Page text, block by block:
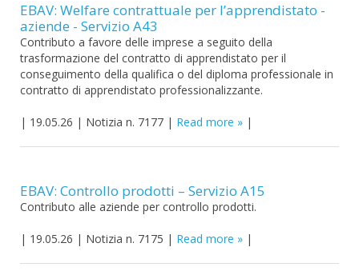
EBAV: Welfare contrattuale per l’apprendistato -
aziende - Servizio A43
Contributo a favore delle imprese a seguito della
trasformazione del contratto di apprendistato per il
conseguimento della qualifica o del diploma professionale in
contratto di apprendistato professionalizzante.
| 19.05.26 | Notizia n. 7177 | Read more |
EBAV: Controllo prodotti – Servizio A15
Contributo alle aziende per controllo prodotti.
| 19.05.26 | Notizia n. 7175 | Read more |